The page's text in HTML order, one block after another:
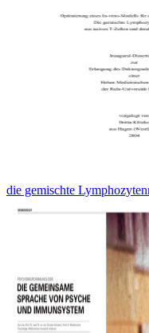
die gemischte